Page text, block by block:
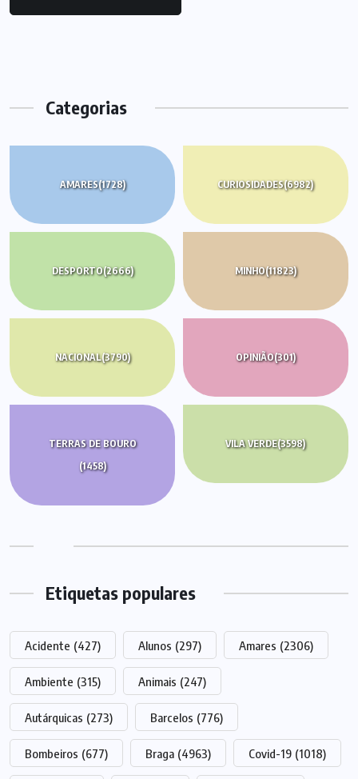
Categorias
AMARES(1728) CURIOSIDADES(6982)
DESPORTO(2666) MINHO(11823)
NACIONAL(3790) OPINIÃO(301)
TERRAS DE BOURO
(1458)
VILA VERDE(3598)
Etiquetas populares
Acidente (427) Alunos (297) Amares (2306)
Ambiente (315) Animais (247)
Autárquicas (273) Barcelos (776)
Bombeiros (677) Braga (4963) Covid-19 (1018)